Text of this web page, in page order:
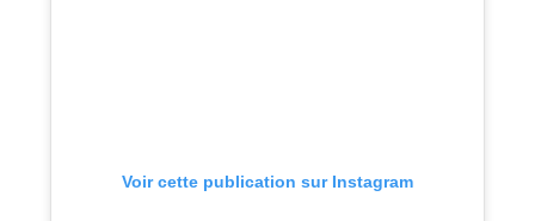
Voir cette publication sur Instagram